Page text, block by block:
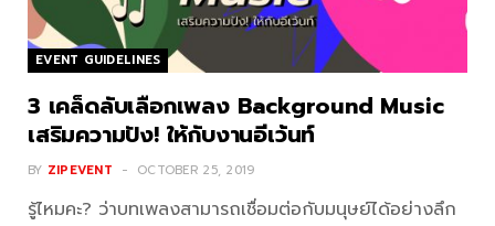
EVENT GUIDELINES
3 เคล็ดลับเลือกเพลง Background Music
เสริมความปัง! ให้กับงานอีเว้นท์
BY ZIPEVENT OCTOBER 25, 2019
รู้ไหมคะ? ว่าบทเพลงสามารถเชื่อมต่อกับมนุษย์ได้อย่างลึก